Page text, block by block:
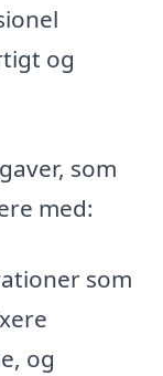
og
som
med:
som
og